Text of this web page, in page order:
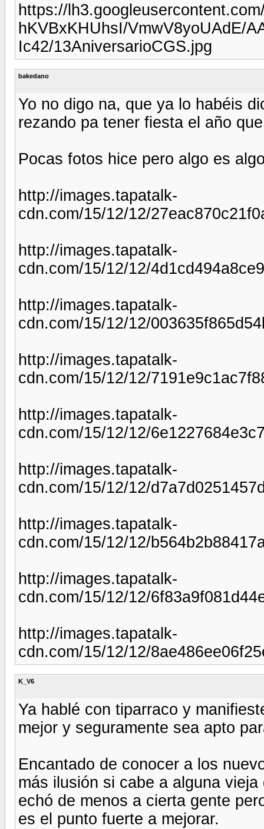
https://
hKVBxKHUhsI/VmwV8yoUAdE/
Ic42/13AniversarioCGS.jpg
bakedano
Yo no digo na, que ya lo habéis
rezando pa tener fiesta el año
Pocas fotos hice pero algo es
http://images.tapatalk-
cdn.com/15/12/12/
http://images.tapatalk-
cdn.com/15/12/12/
http://images.tapatalk-
cdn.com/15/12/12/
http://images.tapatalk-
cdn.com/15/12/12/
http://images.tapatalk-
cdn.com/15/12/12/
http://images.tapatalk-
cdn.com/15/12/12/
http://images.tapatalk-
cdn.com/15/12/12/
http://images.tapatalk-
cdn.com/15/12/12/
http://images.tapatalk-
cdn.com/15/12/12/
K_V6
Ya hablé con tiparraco y
mejor y seguramente sea apto
Encantado de conocer a los
más ilusión si cabe a alguna
echó de menos a cierta gente
es el punto fuerte a mejorar.